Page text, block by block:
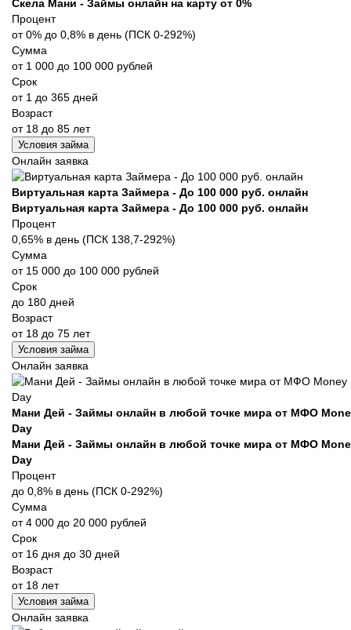
Скела Мани - Займы онлайн на карту от 0%
Процент
от 0% до 0,8% в день (ПСК 0-292%)
Сумма
от 1 000 до 100 000 рублей
Срок
от 1 до 365 дней
Возраст
от 18 до 85 лет
Условия займа
Онлайн заявка
Виртуальная карта Займера - До 100 000 руб. онлайн
Виртуальная карта Займера - До 100 000 руб. онлайн
Процент
0,65% в день (ПСК 138,7-292%)
Сумма
от 15 000 до 100 000 рублей
Срок
до 180 дней
Возраст
от 18 до 75 лет
Условия займа
Онлайн заявка
Мани Дей - Займы онлайн в любой точке мира от МФО
Day
Мани Дей - Займы онлайн в любой точке мира от МФО
Day
Процент
до 0,8% в день (ПСК 0-292%)
Сумма
от 4 000 до 20 000 рублей
Срок
от 16 дня до 30 дней
Возраст
от 18 лет
Условия займа
Онлайн заявка